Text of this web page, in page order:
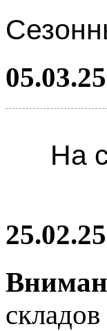
05.03.25
На
25.02.25